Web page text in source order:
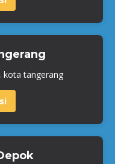
kota tangerang